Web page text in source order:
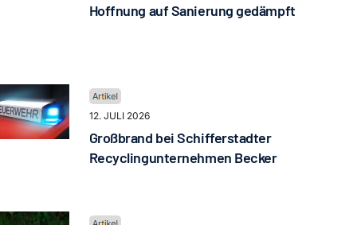
Hoffnung auf Sanierung gedämpft
12. JULI 2026
Großbrand bei Schifferstadter
Recyclingunternehmen Becker